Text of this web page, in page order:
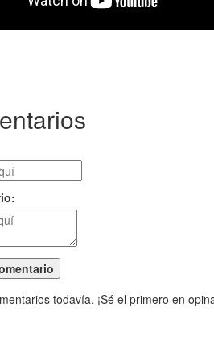
todavía. ¡Sé el primero en